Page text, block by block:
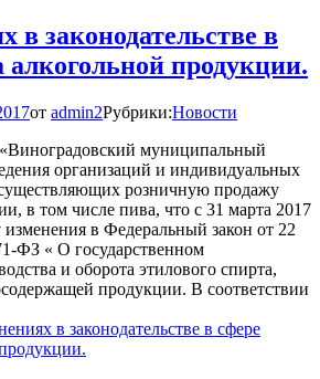
в законодательстве в
алкогольной продукции.
от admin2Рубрики:Новости
муниципальный
организаций и индивидуальных
розничную продажу
в том числе пива, что с 31 марта 2017
в Федеральный закон от 22
ФЗ « О государственном
и оборота этилового спирта,
продукции. В соответствии
в законодательстве в сфере